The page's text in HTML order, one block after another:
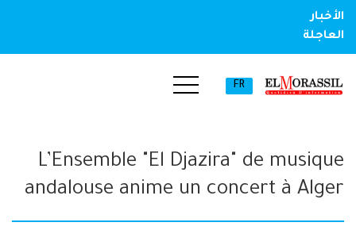
الأخبار
العاجلة
FR
L’Ensemble "El Djazira" de musique
andalouse anime un concert à Alger